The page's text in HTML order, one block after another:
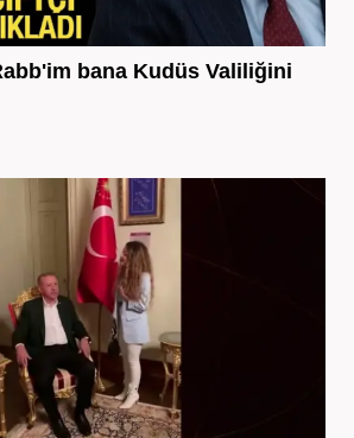
bana Kudüs Valiliğini